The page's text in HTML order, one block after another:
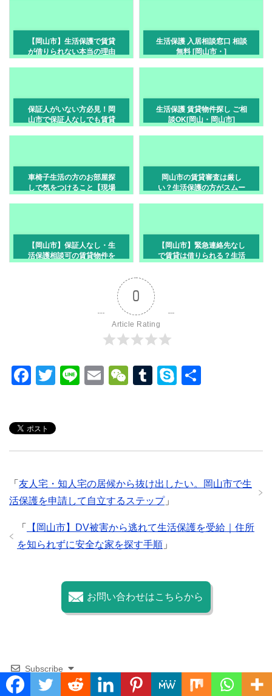
【岡山市】生活保護で賃貸
が借りられない本当の理由
生活保護 入居相談窓口 相談
無料 [岡山市・]
保証人がいない方必見！岡
山市で保証人なしでも賃貸
生活保護 賃貸物件探し ご相
談OK[岡山・岡山市]
車椅子生活の方のお部屋探
しで気をつけること【現場
岡山市の賃貸審査は厳し
い？生活保護の方がスムー
【岡山市】保証人なし・生
活保護相談可の賃貸物件を
【岡山市】緊急連絡先なし
で賃貸は借りられる？生活
0
Article Rating
F
e
b
o
k
T
er
Li
E
W
at
T
r
S
「 友人宅・知人宅の居候から抜け出したい。岡山市で生
活保護を申請して自立するステップ」
「
【岡山市】DV被害から逃れて生活保護を受給｜住所
を知られずに安全な家を探す手順 」
お問い合わせはこちらから
Subscribe
Translate »